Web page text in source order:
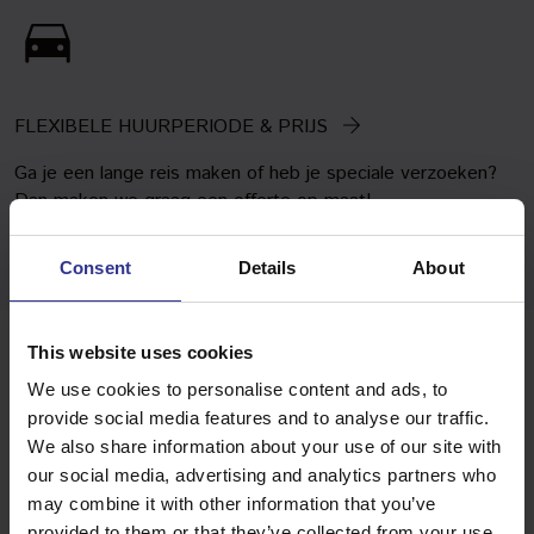
Consent Details About
This website uses cookies
We use cookies to personalise content and ads, to
provide social media features and to analyse our traffic.
We also share information about your use of our site with
our social media, advertising and analytics partners who
may combine it with other information that you’ve
FLEXIBELE HUURPERIODE & PRIJS
Ga je een lange reis maken of heb je speciale verzoeken?
Dan maken we graag een offerte op maat!
Vrachtwagen huren in
Vlaardingen
SNEL ONDERWEG
Vervoer nodig in Vlaardingen? Van Gent Autoverhuur regelt